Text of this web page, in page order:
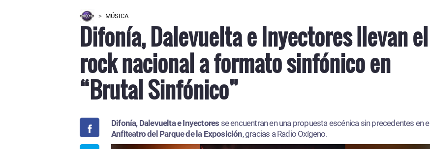
MÚSICA
Difonía, Dalevuelta e Inyectores llevan el
rock nacional a formato sinfónico en
“Brutal Sinfónico”
Difonía, Dalevuelta e Inyectores se encuentran en una propuesta escénica sin precedentes en el
Anfiteatro del Parque de la Exposición, gracias a Radio Oxígeno.